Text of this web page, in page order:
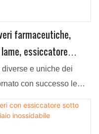
farmaceutiche,
essiccatore
e uniche dei
con successo le
La loro elevata
popolari nel campo